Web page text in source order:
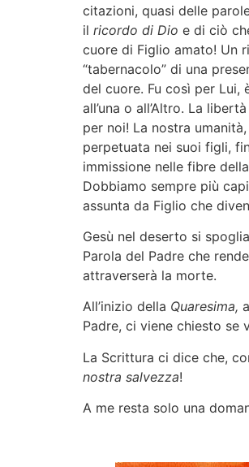
citazioni, quasi delle
il ricordo di Dio e di ciò
cuore di Figlio amato! Un
“tabernacolo” di una
del cuore. Fu così per Lui,
all’una o all’Altro. La
per noi! La nostra
perpetuata nei suoi figli,
immissione nelle fibre
Dobbiamo sempre più
assunta da Figlio che
Gesù nel deserto si
Parola del Padre che
attraverserà la morte.
All’inizio della Quaresima,
Padre, ci viene chiesto se
La Scrittura ci dice che,
nostra salvezza!
A me resta solo una